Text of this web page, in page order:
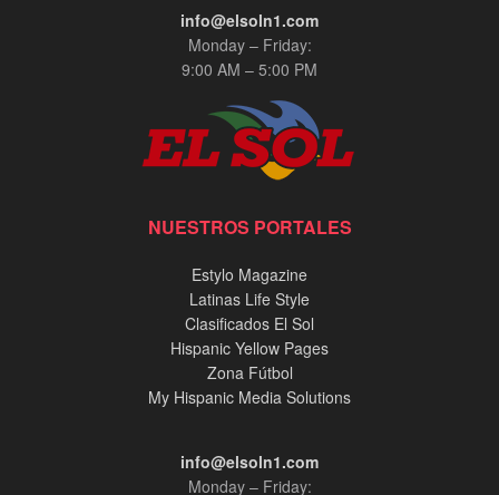
info@elsoln1.com
Monday – Friday:
9:00 AM – 5:00 PM
NUESTROS PORTALES
Estylo Magazine
Latinas Life Style
Clasificados El Sol
Hispanic Yellow Pages
Zona Fútbol
My Hispanic Media Solutions
info@elsoln1.com
Monday – Friday: